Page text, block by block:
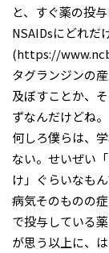
と、すぐ薬の投与
NSAIDsにどれだ
(https://
タグランジンの
及ぼすことか、
ずなんだけどね。
何しろ僕らは、
ない。せいぜい
け」ぐらいなもん
病気そのものの
で投与している
が思う以上に、は